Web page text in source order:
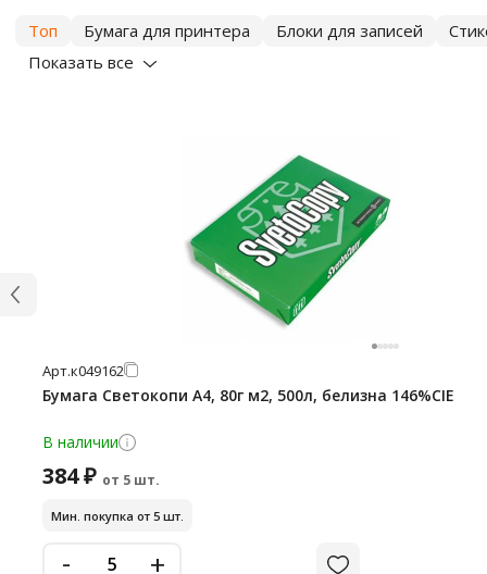
Топ Бумага для принтера Блоки для записей
Показать все
Арт.к049162
Бумага Светокопи А4, 80г м2, 500л, белизна 146%CIE
В наличии
384 ₽ от 5 шт.
Мин. покупка от 5 шт.
- +